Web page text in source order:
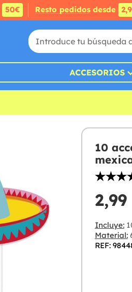
50€ Resto pedidosdesde
ACCESORIOS
10
Incluye:
Material:
REF: